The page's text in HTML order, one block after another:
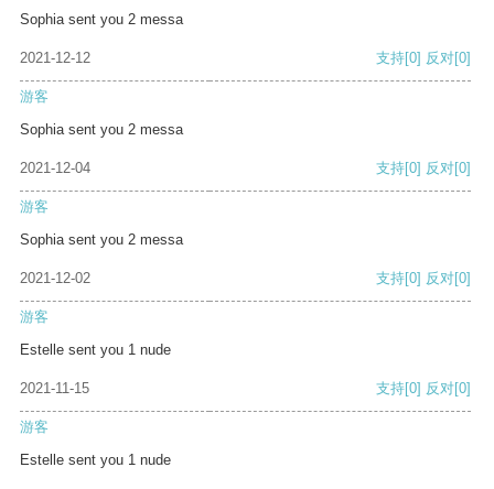
Sophia sent you 2 messa
2021-12-12 支持[0] 反对[0]
游客
Sophia sent you 2 messa
2021-12-04 支持[0] 反对[0]
游客
Sophia sent you 2 messa
2021-12-02 支持[0] 反对[0]
游客
Estelle sent you 1 nude
2021-11-15 支持[0] 反对[0]
游客
Estelle sent you 1 nude